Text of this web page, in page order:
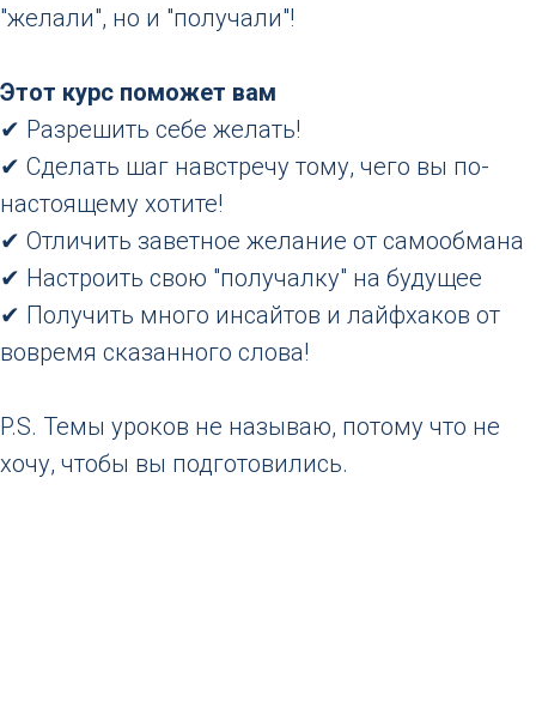
"желали", но и "получали"!
Этот курс поможет вам
✔ Разрешить себе желать!
✔ Сделать шаг навстречу тому, чего вы по-
настоящему хотите!
✔ Отличить заветное желание от самообмана
✔ Настроить свою "получалку" на будущее
✔ Получить много инсайтов и лайфхаков от
вовремя сказанного слова!
P.S. Темы уроков не называю, потому что не
хочу, чтобы вы подготовились.